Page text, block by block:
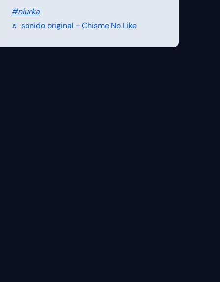
#niurka
♬ sonido original - Chisme No Like